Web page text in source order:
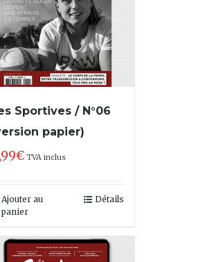
Sportives / N°06
papier)
€ TVA inclus
Ajouter au
panier
Détails